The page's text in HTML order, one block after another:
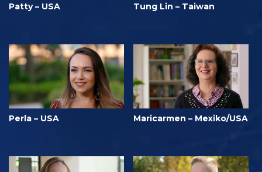
Patty – USA Tung Lin – Taiwan
Perla – USA Maricarmen – Mexiko/USA